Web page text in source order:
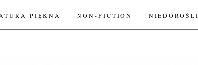
PIĘKNA NON-FICTION NIEDOROŚLI